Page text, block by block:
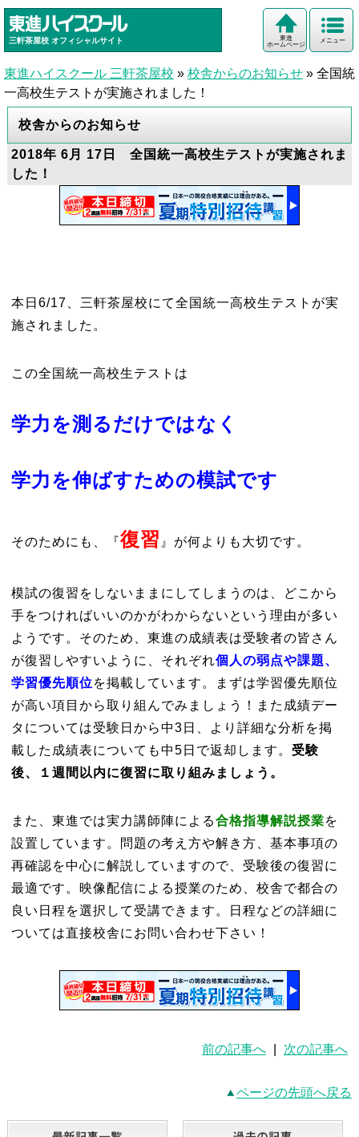
三軒茶屋校 オフィシャルサイト メニュー
東進
ホームページ
東進ハイスクール 三軒茶屋校 » 校舎からのお知らせ » 全国統
一高校生テストが実施されました！
校舎からのお知らせ
2018年 6月 17日 全国統一高校生テストが実施されま
した！
本日6/17、三軒茶屋校にて全国統一高校生テストが実
施されました。
この全国統一高校生テストは
学力を測るだけではなく
学力を伸ばすための模試です
そのためにも、『復習 』が何よりも大切です。
模試の復習をしないままにしてしまうのは、どこから
手をつければいいのかがわからないという理由が多い
ようです。そのため、東進の成績表は受験者の皆さん
が復習しやすいように、それぞれ個人の弱点や課題、
学習優先順位を掲載しています。まずは学習優先順位
が高い項目から取り組んでみましょう！また成績デー
タについては受験日から中3日、より詳細な分析を掲
載した成績表についても中5日で返却します。 受験
後、１週間以内に復習に取り組みましょう。
また、東進では実力講師陣による合格指導解説授業を
設置しています。問題の考え方や解き方、基本事項の
再確認を中心に解説していますので、受験後の復習に
最適です。映像配信による授業のため、校舎で都合の
良い日程を選択して受講できます。日程などの詳細に
ついては直接校舎にお問い合わせ下さい！
前の記事へ 次の記事へ
ページの先頭へ戻る
最新記事一覧